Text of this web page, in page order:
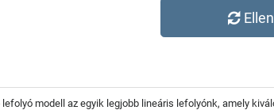
lefolyó modell az egyik legjobb lineáris lefolyónk, amely